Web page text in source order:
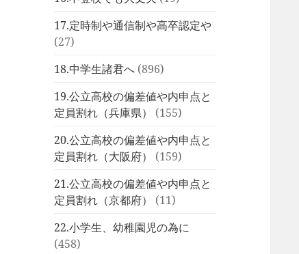
17.定時制や通信制や高卒認定や
(27)
18.中学生諸君へ (896)
19.公立高校の偏差値や内申点と
定員割れ（兵庫県）
(155)
20.公立高校の偏差値や内申点と
定員割れ（大阪府）
(159)
21.公立高校の偏差値や内申点と
定員割れ（京都府）
(11)
22.小学生、幼稚園児の為に
(458)